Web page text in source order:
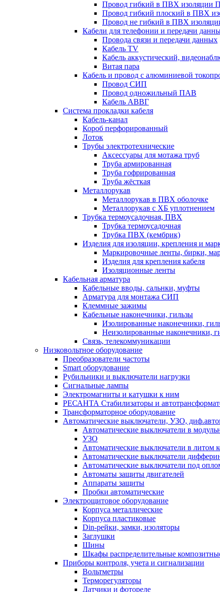
Провод гибкий в ПВХ изоляции
Провод гибкий плоский в ПВХ
Провод не гибкий в ПВХ
Кабели для телефонии и передачи
Провода связи и передачи данных
Кабель TV
Кабель аккустический,
Витая пара
Кабель и провод с алюминиевой
Провод СИП
Провод одножильный ПАВ
Кабель АВВГ
Система прокладки кабеля
Кабель-канал
Короб перфорированный
Лоток
Трубы электротехнические
Аксессуары для мотажа труб
Труба армированная
Труба гофрированная
Труба жёсткая
Металлорукав
Металлорукав в ПВХ оболочке
Металлорукав с ХБ уплотнением
Трубка термоусадочная, ПВХ
Трубка термоусадочная
Трубка ПВХ (кембрик)
Изделия для изоляции, крепления и
Маркировочные ленты, бирки,
Изделия для крепления кабеля
Изоляционные ленты
Кабельная арматура
Кабельные вводы, сальнки, муфты
Арматура для монтажа СИП
Клеммные зажимы
Кабельные наконечники, гильзы
Изолированные наконечники,
Неизолированные наконечники,
Связь, телекоммуникации
Низковольтное оборудование
Преобразователи частоты
Smart оборудование
Рубильники и выключатели нагрузки
Сигнальные лампы
Электромагниты и катушки к ним
РЕСАНТА Стабилизаторы и
Трансформаторное оборудование
Автоматические выключатели, УЗО,
Автоматические выключатели в
УЗО
Автоматические выключатели в литом
Автоматические выключатели
Автоматические выключатели под
Автоматы защиты двигателей
Аппараты защиты
Пробки автоматические
Электрощитовое оборудование
Корпуса металлические
Корпуса пластиковые
Din-рейки, замки, изоляторы
Заглушки
Шины
Шкафы распределительные
Приборы контроля, учета и сигнализации
Вольтметры
Терморегуляторы
Датчики и фотореле